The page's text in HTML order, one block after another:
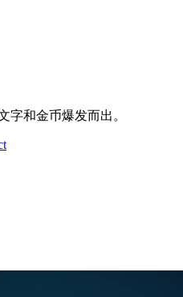
字和金币爆发而出。